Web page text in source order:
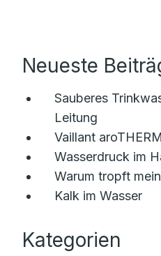
Neueste
Sauberes
Leitung
Vaillant
Wasserdruck im
Warum tropft
Kalk im Wasser
Kategorien